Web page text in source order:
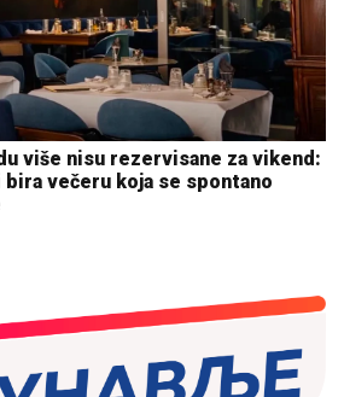
više nisu rezervisane za vikend:
večeru koja se spontano